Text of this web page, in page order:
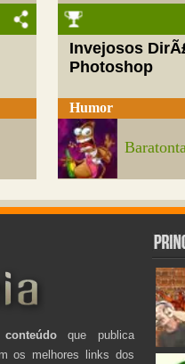
Invejosos
Photoshop
Humor
Baratonta
que publica
os melhores links dos